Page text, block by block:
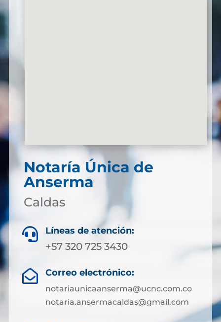
Notaría Única de
Anserma
Caldas
 Líneas de atención:
+57 320 725 3430
 Correo electrónico:
notariaunicaanserma@ucnc.com.co
notaria.ansermacaldas@gmail.com